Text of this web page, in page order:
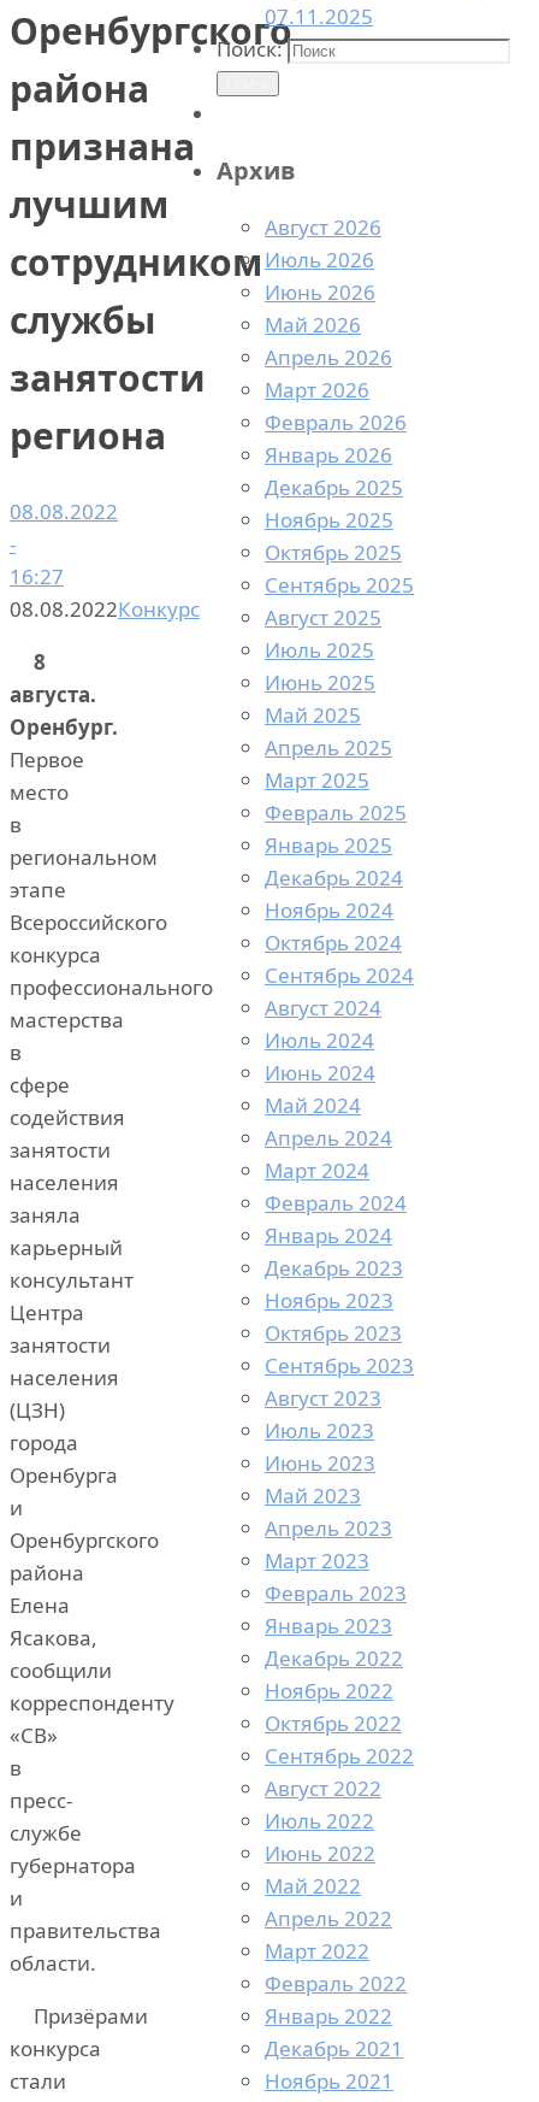
Оренбургского
района
признана
лучшим
сотрудником
службы
занятости
региона
08.08.2022
-
16:27
08.08.2022Конкурс
8
августа.
Оренбург.
Первое
место
в
региональном
этапе
Всероссийского
конкурса
профессионального
мастерства
в
сфере
содействия
занятости
населения
заняла
карьерный
консультант
Центра
занятости
населения
(ЦЗН)
города
Оренбурга
и
Оренбургского
района
Елена
Ясакова,
сообщили
корреспонденту
«СВ»
в
пресс-
службе
губернатора
и
правительства
области.
Призёрами
конкурса
стали
07.11.2025
Поиск:
Архив
Август 2026
Июль 2026
Июнь 2026
Май 2026
Апрель 2026
Март 2026
Февраль 2026
Январь 2026
Декабрь 2025
Ноябрь 2025
Октябрь 2025
Сентябрь 2025
Август 2025
Июль 2025
Июнь 2025
Май 2025
Апрель 2025
Март 2025
Февраль 2025
Январь 2025
Декабрь 2024
Ноябрь 2024
Октябрь 2024
Сентябрь 2024
Август 2024
Июль 2024
Июнь 2024
Май 2024
Апрель 2024
Март 2024
Февраль 2024
Январь 2024
Декабрь 2023
Ноябрь 2023
Октябрь 2023
Сентябрь 2023
Август 2023
Июль 2023
Июнь 2023
Май 2023
Апрель 2023
Март 2023
Февраль 2023
Январь 2023
Декабрь 2022
Ноябрь 2022
Октябрь 2022
Сентябрь 2022
Август 2022
Июль 2022
Июнь 2022
Май 2022
Апрель 2022
Март 2022
Февраль 2022
Январь 2022
Декабрь 2021
Ноябрь 2021